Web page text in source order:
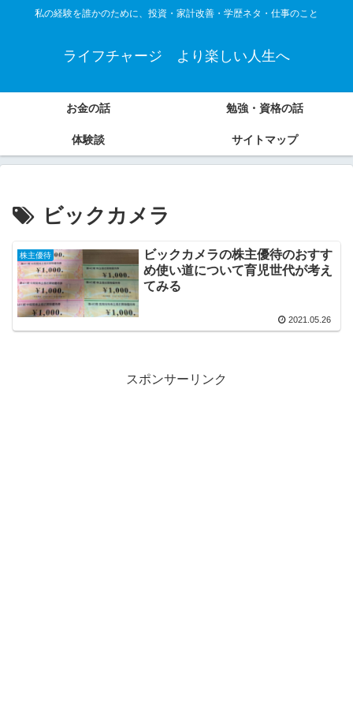
私の経験を誰かのために、投資・家計改善・学歴ネタ・仕事のこと
ライフチャージ より楽しい人生へ
お金の話 勉強・資格の話
体験談 サイトマップ
ビックカメラ
株主優待
ビックカメラの株主優待のおすす
め使い道について育児世代が考え
てみる
2021.05.26
スポンサーリンク